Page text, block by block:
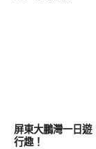
屏東大鵬灣一日
行趣！